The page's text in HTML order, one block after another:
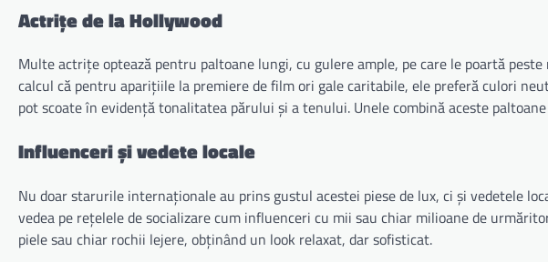
Actrițe de la Hollywood
Multe actrițe optează pentru paltoane lungi, cu gulere ample, pe care le poartă
calcul că pentru aparițiile la premiere de film ori gale caritabile, ele preferă culori
pot scoate în evidență tonalitatea părului și a tenului. Unele combină aceste
Influenceri și vedete locale
Nu doar starurile internaționale au prins gustul acestei piese de lux, ci și vedetele
vedea pe rețelele de socializare cum influenceri cu mii sau chiar milioane de
piele sau chiar rochii lejere, obținând un look relaxat, dar sofisticat.